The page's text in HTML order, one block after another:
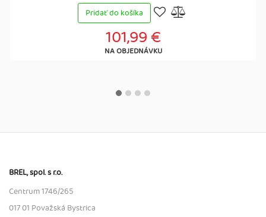
Pridať do košíka
101,99 €
NA OBJEDNÁVKU
BREL, spol. s r.o.
Centrum 1746/265
017 01 Považská Bystrica